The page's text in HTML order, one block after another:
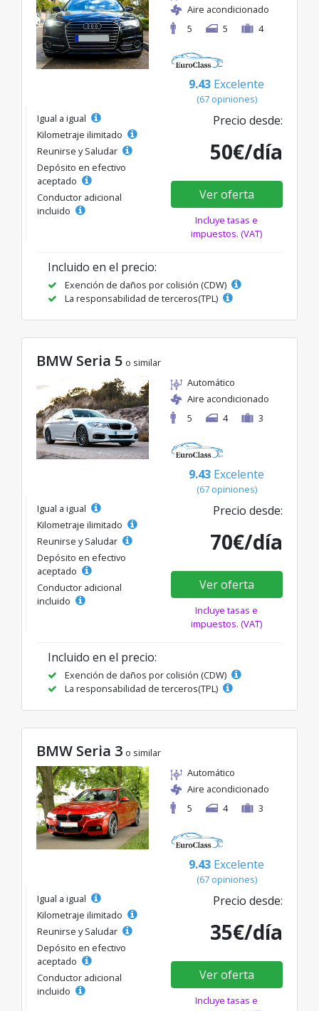
Aire acondicionado
5
5 4
9.43 Excelente
(67 opiniones)
Igual a igual
Kilometraje ilimitado
Reunirse y Saludar
Depósito en efectivo
aceptado
Conductor adicional
incluido
Precio desde:
50€/día
Ver oferta
Incluye tasas e
impuestos. (VAT)
Incluido en el precio:
Exención de daños por colisión (CDW)
La responsabilidad de terceros(TPL)
BMW Seria 5 o similar
Automático
Aire acondicionado
5
4 3
9.43 Excelente
(67 opiniones)
Igual a igual
Kilometraje ilimitado
Reunirse y Saludar
Depósito en efectivo
aceptado
Conductor adicional
incluido
Precio desde:
70€/día
Ver oferta
Incluye tasas e
impuestos. (VAT)
Incluido en el precio:
Exención de daños por colisión (CDW)
La responsabilidad de terceros(TPL)
BMW Seria 3 o similar
Automático
Aire acondicionado
5
4 3
9.43 Excelente
(67 opiniones)
Igual a igual
Kilometraje ilimitado
Reunirse y Saludar
Depósito en efectivo
aceptado
Conductor adicional
incluido
Precio desde:
35€/día
Ver oferta
Incluye tasas e